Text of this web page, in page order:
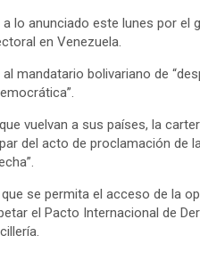
lo anunciado este lunes por el
en Venezuela.
mandatario bolivariano de
vuelvan a sus países, la
del acto de proclamación de
se permita el acceso de la
el Pacto Internacional de